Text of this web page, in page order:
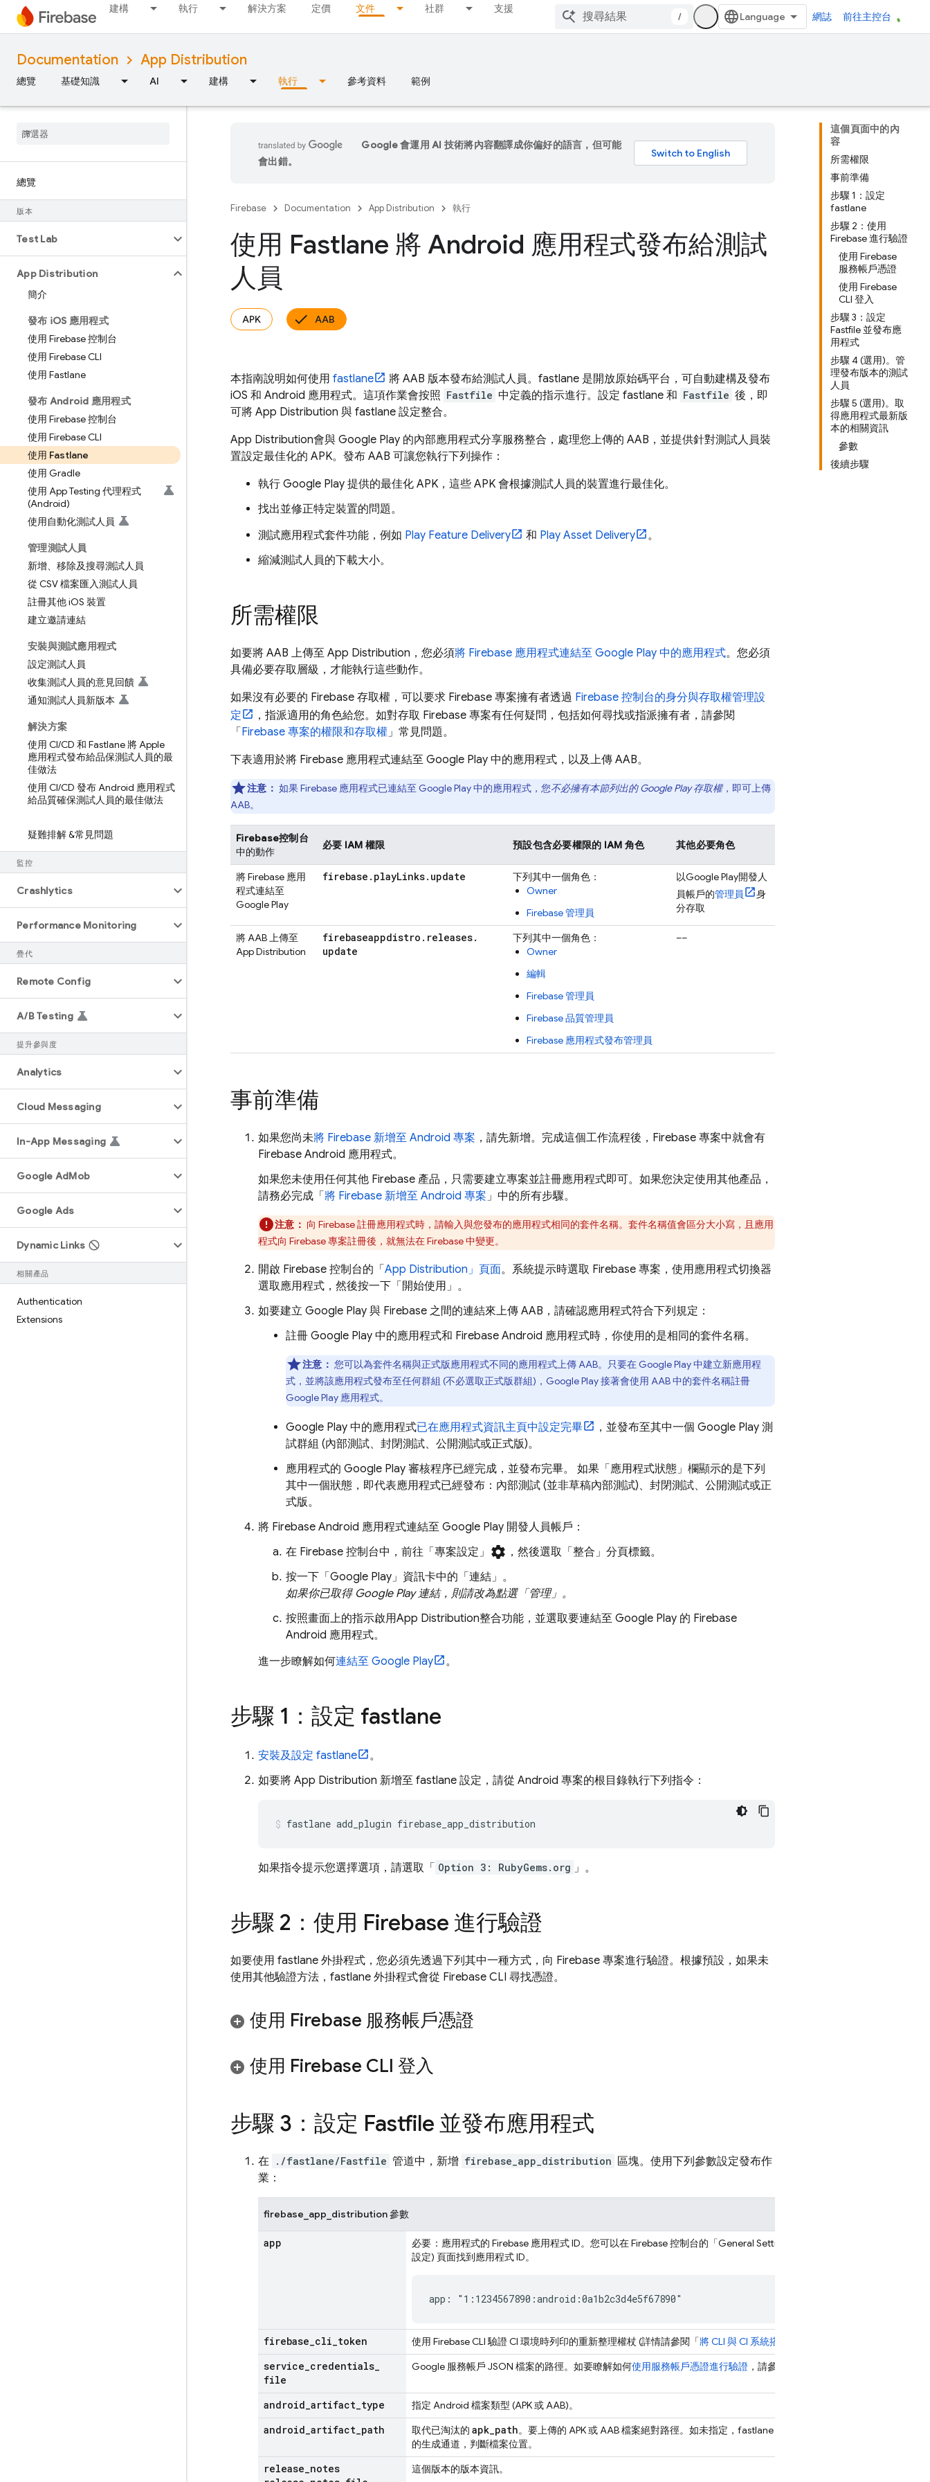
建構 執行 解決方案 定價 文件 社群 支援
/ 網誌 前往主控台
Documentation App Distribution
總覽 基礎知識 AI 建構 執行 參考資料 範例
總覽
版本
Test Lab
App Distribution
簡介
發布 iOS 應用程式
使用 Firebase 控制台
使用 Firebase CLI
使用 Fastlane
發布 Android 應用程式
使用 Firebase 控制台
使用 Firebase CLI
使用 Fastlane
使用 Gradle
使用 App Testing 代理程式
(Android)
使用自動化測試人員
管理測試人員
新增、移除及搜尋測試人員
從 CSV 檔案匯入測試人員
註冊其他 iOS 裝置
建立邀請連結
安裝與測試應用程式
設定測試人員
收集測試人員的意見回饋
通知測試人員新版本
解決方案
使用 CI/CD 和 Fastlane 將 Apple
應用程式發布給品保測試人員的最
佳做法
使用 CI/CD 發布 Android 應用程式
給品質確保測試人員的最佳做法
疑難排解 &常見問題
監控
Crashlytics
Performance Monitoring
疊代
Remote Config
A/B Testing
提升參與度
Analytics
Cloud Messaging
In-App Messaging
Google AdMob
Google Ads
Dynamic Links
相關產品
Authentication
Extensions
這個頁面中的內
容
所需權限
事前準備
步驟 1：設定
fastlane
步驟 2：使用
Firebase 進行驗證
使用 Firebase
服務帳戶憑證
使用 Firebase
CLI 登入
步驟 3：設定
Fastfile 並發布應
用程式
步驟 4 (選用)。管
理發布版本的測試
人員
步驟 5 (選用)。取
得應用程式最新版
本的相關資訊
參數
後續步驟
Google 會運用 AI 技術將內容翻譯成你偏好的語言，但可能
會出錯。
Firebase Documentation App Distribution 執行
使用 Fastlane 將 Android 應用程式發布給測試
人員
APK AAB
本指南說明如何使用 fastlane
將 AAB 版本發布給測試人員。fastlane 是開放原始碼平台，可自動建構及發布
iOS 和 Android 應用程式。這項作業會按照 Fastfile 中定義的指示進行。設定 fastlane 和 Fastfile 後，即
可將 App Distribution 與 fastlane 設定整合。
App Distribution會與 Google Play 的內部應用程式分享服務整合，處理您上傳的 AAB，並提供針對測試人員裝
置設定最佳化的 APK。發布 AAB 可讓您執行下列操作：
執行 Google Play 提供的最佳化 APK，這些 APK 會根據測試人員的裝置進行最佳化。
找出並修正特定裝置的問題。
測試應用程式套件功能，例如 Play Feature Delivery 和 Play Asset Delivery
。
縮減測試人員的下載大小。
所需權限
如要將 AAB 上傳至 App Distribution ，您必須將 Firebase 應用程式連結至 Google Play 中的應用程式。您必須
具備必要存取層級，才能執行這些動作。
如果沒有必要的 Firebase 存取權，可以要求 Firebase 專案擁有者透過 Firebase 控制台的身分與存取權管理設
定
，指派適用的角色給您。如對存取 Firebase 專案有任何疑問，包括如何尋找或指派擁有者，請參閱
「 Firebase 專案的權限和存取權」常見問題。
下表適用於將 Firebase 應用程式連結至 Google Play 中的應用程式，以及上傳 AAB。
注意： 如果 Firebase 應用程式已連結至 Google Play中的應用程式，您不必擁有本節列出的Google Play存取權，即可上傳
AAB。
Firebase控制台
中的動作
必要 IAM 權限 預設包含必要權限的 IAM 角色 其他必要角色
將 Firebase 應用
程式連結至
Google Play
firebase . playLinks. update
下列其中一個角色：
Owner
Firebase 管理員
以Google Play開發人
員帳戶的管理員
身
分存取
將 AAB 上傳至
App Distribution
firebaseappdistro . releases.
update
下列其中一個角色：
Owner
編輯
Firebase 管理員
Firebase 品質管理員
Firebase 應用程式發布管理員
––
事前準備
如果您尚未將 Firebase 新增至 Android 專案 ，請先新增。完成這個工作流程後，Firebase 專案中就會有
Firebase Android 應用程式。
如果您未使用任何其他 Firebase 產品，只需要建立專案並註冊應用程式即可。如果您決定使用其他產品，
請務必完成「 將 Firebase 新增至 Android 專案」中的所有步驟。
注意： 向 Firebase 註冊應用程式時，請輸入與您發布的應用程式相同的套件名稱。套件名稱值會區分大小寫，且應用
程式向 Firebase 專案註冊後，就無法在 Firebase 中變更。
開啟 Firebase 控制台的「 App Distribution」頁面。系統提示時選取 Firebase 專案，使用應用程式切換器
選取應用程式，然後按一下「開始使用」 。
如要建立 Google Play 與 Firebase 之間的連結來上傳 AAB，請確認應用程式符合下列規定：
註冊 Google Play 中的應用程式和 Firebase Android 應用程式時，你使用的是相同的套件名稱。
注意： 您可以為套件名稱與正式版應用程式不同的應用程式上傳 AAB。只要在 Google Play 中建立新應用程
式，並將該應用程式發布至任何群組 (不必選取正式版群組)，Google Play 接著會使用 AAB 中的套件名稱註冊
Google Play 應用程式。
Google Play 中的應用程式已在應用程式資訊主頁中設定完畢
，並發布至其中一個 Google Play 測
試群組 (內部測試、封閉測試、公開測試或正式版)。
應用程式的 Google Play 審核程序已經完成，並發布完畢。 如果「應用程式狀態」 欄顯示的是下列
其中一個狀態，即代表應用程式已經發布：內部測試 (並非草稿內部測試)、封閉測試、公開測試或正
式版。
將 Firebase Android 應用程式連結至 Google Play 開發人員帳戶：
在 Firebase 控制台中，前往「專案設定」 settings ，然後選取「整合」 分頁標籤。
按一下「Google Play」 資訊卡中的「連結」 。
如果你已取得 Google Play 連結，則請改為點選「管理」 。
按照畫面上的指示啟用App Distribution整合功能，並選取要連結至 Google Play 的 Firebase
Android 應用程式。
進一步瞭解如何連結至 Google Play 。
步驟 1：設定 fastlane
安裝及設定 fastlane
。
如要將 App Distribution 新增至 fastlane 設定，請從 Android 專案的根目錄執行下列指令：
fastlane add_plugin firebase_app_distribution
如果指令提示您選擇選項，請選取「 Option 3: RubyGems.org 」。
步驟 2：使用 Firebase 進行驗證
如要使用 fastlane 外掛程式，您必須先透過下列其中一種方式，向 Firebase 專案進行驗證。根據預設，如果未
使用其他驗證方法，fastlane 外掛程式會從 Firebase CLI 尋找憑證。
使用 Firebase 服務帳戶憑證
使用 Firebase CLI 登入
步驟 3：設定 Fastfile 並發布應用程式
在 ./fastlane/Fastfile 管道中，新增 firebase_app_distribution 區塊。使用下列參數設定發布作
業：
firebase_app_distribution 參數
app 必要 ：應用程式的 Firebase 應用程式 ID。您可以在Firebase控制台的「General Settings」(一般
設定) 頁面找到應用程式 ID。
app: "1:1234567890:android:0a1b2c3d4e5f67890"
firebase_cli_token 使用 FirebaseCLI 驗證 CI 環境時列印的重新整理權杖 (詳情請參閱「將 CLI 與 CI 系統搭配使用
service_credentials_
file
Google 服務帳戶 JSON 檔案的路徑。如要瞭解如何使用服務帳戶憑證進行驗證 ，請參閱上文。
android_artifact_type 指定 Android 檔案類型 (APK 或 AAB)。
android_artifact_path 取代已淘汰的 apk_path。要上傳的 APK 或 AAB 檔案絕對路徑。如未指定，fastlane 會根據檔案
的生成通道，判斷檔案位置。
release_notes
這個版本的版本資訊。